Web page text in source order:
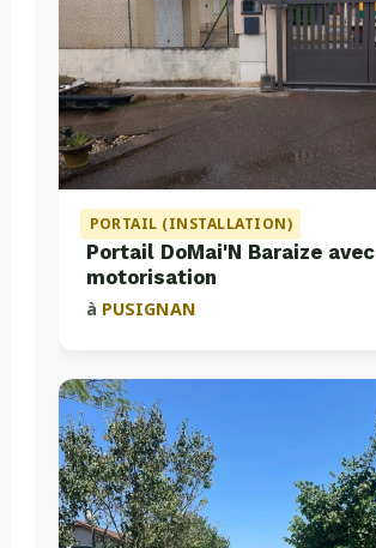
PORTAIL (INSTALLATION)
Portail DoMai'N Baraize avec
motorisation
à PUSIGNAN